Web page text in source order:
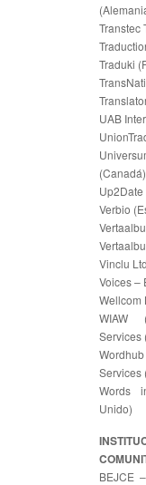
Transtec
Traduki
UAB
(Canadá)
Verbio
Vinclu
Voices –
Wellcom
WIAW
Services
Services
Words
Unido)
BEJCE